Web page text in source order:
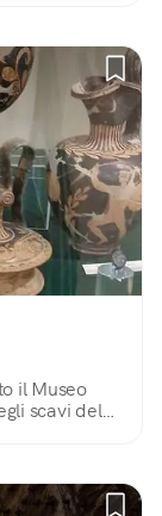
il Museo
scavi del